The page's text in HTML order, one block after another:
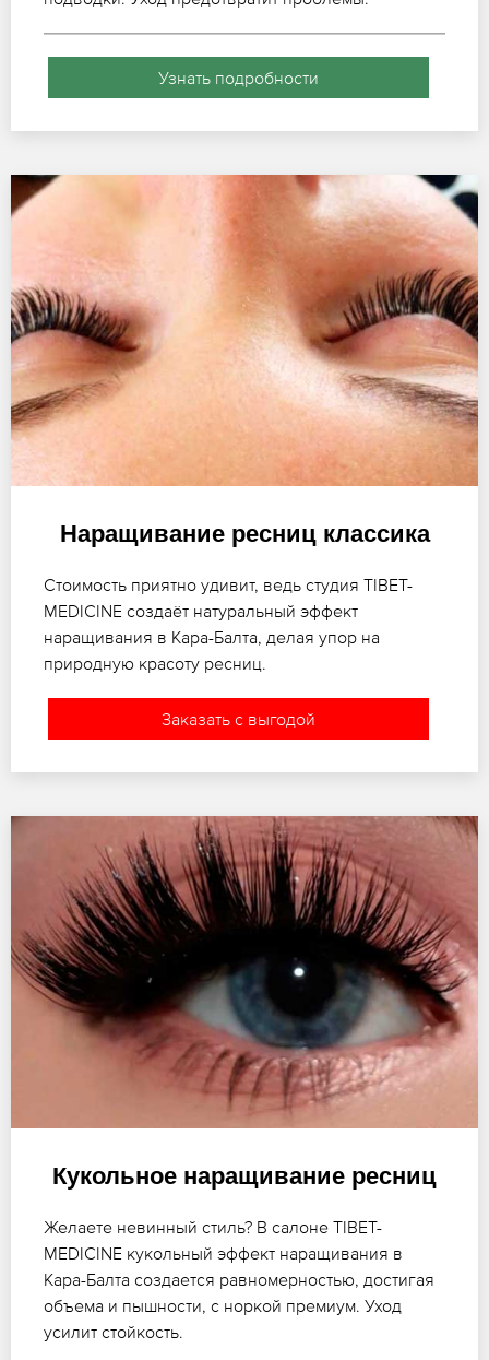
Узнать подробности
Наращивание ресниц классика
Стоимость приятно удивит, ведь студия TIBET-
MEDICINE создаёт натуральный эффект
наращивания в Кара-Балта, делая упор на
природную красоту ресниц.
Заказать с выгодой
Кукольное наращивание ресниц
Желаете невинный стиль? В салоне TIBET-
MEDICINE кукольный эффект наращивания в
Кара-Балта создается равномерностью, достигая
объема и пышности, с норкой премиум. Уход
усилит стойкость.